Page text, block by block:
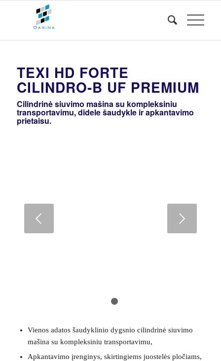
TEXI HD FORTE
CILINDRO-B UF PREMIUM
Cilindrinė siuvimo mašina su kompleksiniu
transportavimu, didele šaudykle ir apkantavimo
prietaisu.
Vienos adatos šaudyklinio dygsnio cilindrinė siuvimo
mašina su kompleksiniu transportavimu,
Apkantavimo įrenginys, skirtingiems juostelės pločiams,